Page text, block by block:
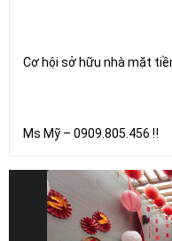
Cơ hội sở hữu nhà mặt
Ms Mỹ – 0909.805.456 ‼️